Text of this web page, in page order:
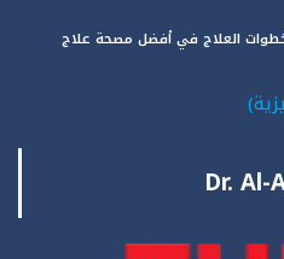
خطوات العلاج في أفضل مصحة علاج
)
Dr. Al-